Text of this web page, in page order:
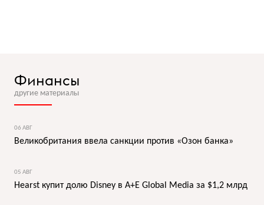
Финансы
другие материалы
06 АВГ
Великобритания ввела санкции против «Озон банка»
05 АВГ
Hearst купит долю Disney в A+E Global Media за $1,2 млрд